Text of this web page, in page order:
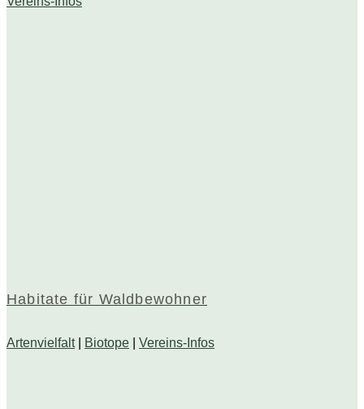
Habitate für Waldbewohner
Artenvielfalt| Biotope Vereins-Infos